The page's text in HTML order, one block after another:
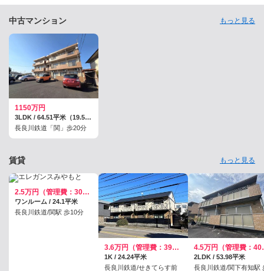
中古マンション もっと見る
1150万円
3LDK / 64.51平米（19.51坪）（壁芯）
長良川鉄道「関」歩20分
賃貸 もっと見る
2.5万円（管理費：3000円）
ワンルーム / 24.1平米
長良川鉄道/関駅 歩10分
3.6万円（管理費：3900円）
1K / 24.24平米
長良川鉄道/せきてらす前
4.5
2LDK / 53.98平米
長良川鉄道/関下有知駅